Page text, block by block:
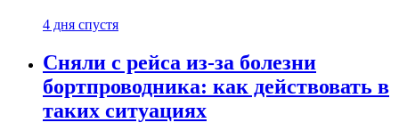
4 дня спустя
Сняли с рейса из-за болезни
бортпроводника: как действовать в
таких ситуациях